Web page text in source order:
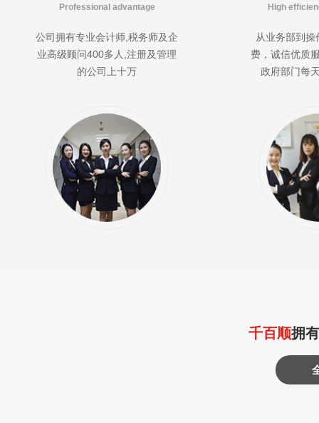
Professional advantage
公司拥有专业会计师,税务师及企
业高级顾问400多人,注册及管理
的公司上十万
High
从业务部到操
费，诚信优质
政府部门每
千百顺拥有